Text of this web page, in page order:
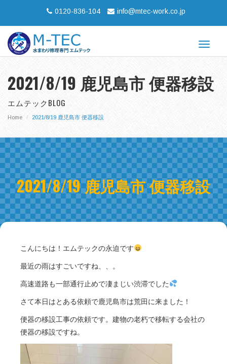
0120-836-104 info@mtec-work.co.jp
Toggle
2021/8/19 鹿児島市 便器移設
エムテックBLOG
Home 2021/8/19 鹿児島市 便器移設
2021/8/19 鹿児島市 便器移設
こんにちは！エムテックの永迫です
最近の雨はすごいですね、、。
高速道路も一部通行止めで凄まじい渋滞でした
さて本日はとある依頼で鹿児島市は荒田に来ました！
便器の移設工事の依頼です。建物の老朽で移転する会社の
便器の移設ですね。